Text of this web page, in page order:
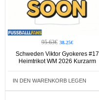
95.63€ 38.25€
Schweden Viktor Gyokeres #17
Heimtrikot WM 2026 Kurzarm
IN DEN WARENKORB LEGEN